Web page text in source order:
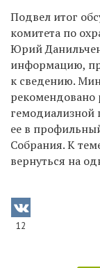
Подвел итог
комитета по
Юрий
информацию,
к сведению.
рекомендовано
гемодиализной
ее в
Собрания. К
вернуться на
12